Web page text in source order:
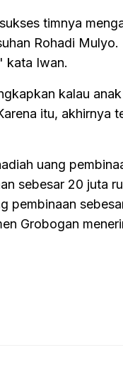
timnya
Rohadi
kata Iwan.
kalau
itu, akhirnya
uang
sebesar 20 juta
pembinaan
Grobogan